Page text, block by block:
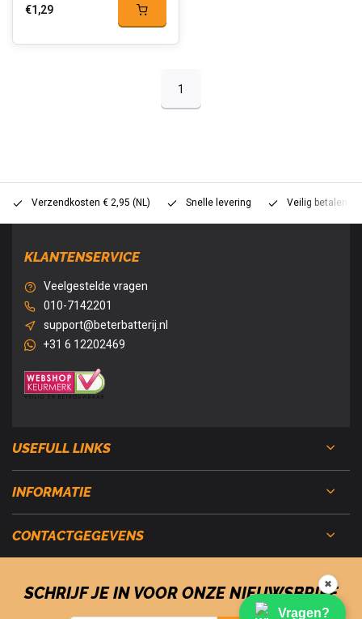
€1,29
1
Verzendkosten € 2,95 (NL) Snelle levering Veilig betalen
KLANTENSERVICE
Veelgestelde vragen
010-7142201
support@beterbatterij.nl
+31 6 12202469
USEFULL LINKS
INFORMATIE
CONTACTGEGEVENS
SCHRIJF JE IN VOOR ONZE NIEUWSBRIEF
✖
Vragen?